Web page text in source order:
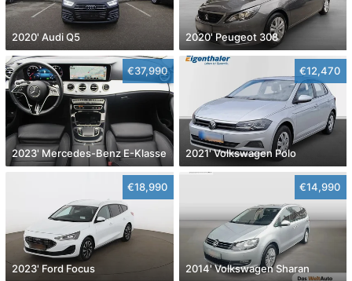
2020' Audi Q5 2020' Peugeot 308
€37,990
2023' Mercedes-Benz E-Klasse
€12,470
2021' Volkswagen Polo
€18,990
2023' Ford Focus
€14,990
2014' Volkswagen Sharan